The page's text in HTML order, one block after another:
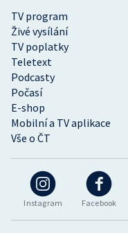
Instagram Facebook
TV program
Živé vysílání
TV poplatky
Teletext
Podcasty
Počasí
E-shop
Mobilní a TV aplikace
Vše o ČT